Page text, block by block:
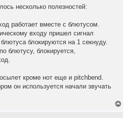
несколько полезностей:
работает вместе с блютусом.
входу пришел сигнал
блокируются на 1 секнуду.
блютусу, блокируется,
кроме нот еще и pitchbend.
он используется начали звучать